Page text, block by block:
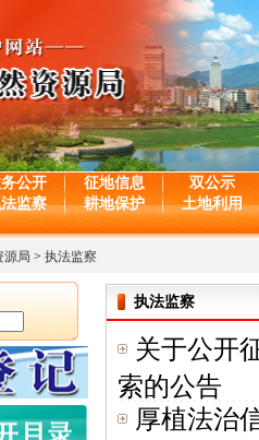
公开 征地信息
双公示
监察 耕地保护 土地利用
源局 > 执法监察
执法监察
关于公开
索的公告
厚植法治